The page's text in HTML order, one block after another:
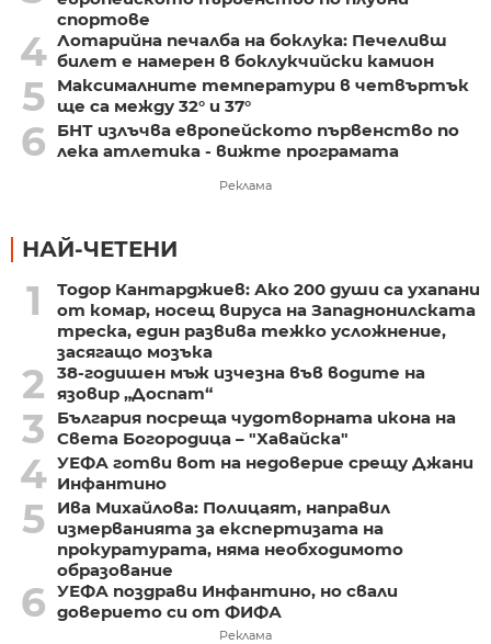
спортове
4 Лотарийна печалба на боклука: Печеливш
билет е намерен в боклукчийски камион
5
Максималните температури в четвъртък
ще са между 32° и 37°
6
БНТ излъчва европейското първенство по
лека атлетика - вижте програмата
Реклама
НАЙ-ЧЕТЕНИ
1
Тодор Кантарджиев: Ако 200 души са ухапани
от комар, носещ вируса на Западнонилската
треска, един развива тежко усложнение,
засягащо мозъка
2
38-годишен мъж изчезна във водите на
язовир „Доспат“
3
България посреща чудотворната икона на
Света Богородица – "Хавайска"
4 УЕФА готви вот на недоверие срещу Джани
Инфантино
5
Ива Михайлова: Полицаят, направил
измерванията за експертизата на
прокуратурата, няма необходимото
образование
6 УЕФА поздрави Инфантино, но свали
доверието си от ФИФА
Реклама